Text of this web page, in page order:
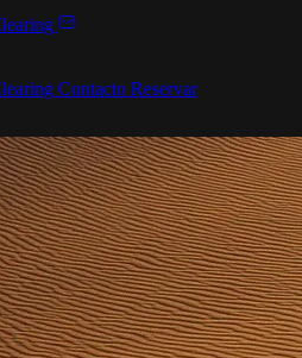
Contacto Reservar